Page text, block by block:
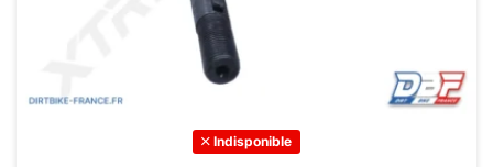
Indisponible